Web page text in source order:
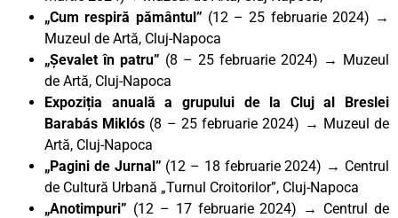
„Cum respiră pământul” (12 – 25 februarie 2024) →
Muzeul de Artă, Cluj-Napoca
„Șevalet în patru” (8 – 25 februarie 2024) → Muzeul
de Artă, Cluj-Napoca
Expoziția anuală a grupului de la Cluj al Breslei
Barabás Miklós (8 – 25 februarie 2024) → Muzeul de
Artă, Cluj-Napoca
„Pagini de Jurnal” (12 – 18 februarie 2024) → Centrul
de Cultură Urbană „Turnul Croitorilor”, Cluj-Napoca
„Anotimpuri” (12 – 17 februarie 2024) → Centrul de